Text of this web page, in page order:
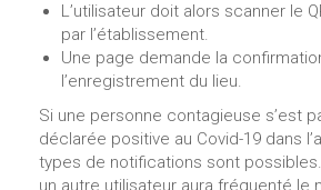
L’utilisateur doit alors scanner le
par l’établissement.
Une page demande la
l’enregistrement du lieu.
Si une personne contagieuse s’est
déclarée positive au Covid-19 dans
types de notifications sont
un autre utilisateur aura fréquenté le